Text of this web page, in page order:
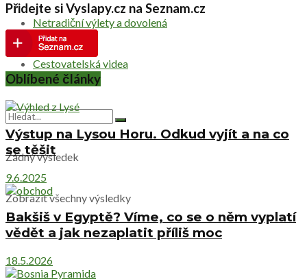
Netradiční výlety a dovolená
Cestovatelská videa
Žádný výsledek
Zobrazit všechny výsledky
Přidejte si Vyslapy.cz na Seznam.cz
Oblíbené články
Výstup na Lysou Horu. Odkud vyjít a na co
se těšit
9.6.2025
Bakšiš v Egyptě? Víme, co se o něm vyplatí
vědět a jak nezaplatit příliš moc
18.5.2026